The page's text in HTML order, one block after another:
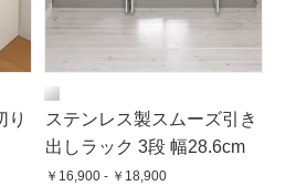
り
ステンレス製スムーズ引き
出しラック 3段 幅28.6cm
￥16,900 - ￥18,900